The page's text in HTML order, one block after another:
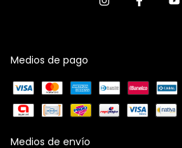
Medios de pago
Medios de envío